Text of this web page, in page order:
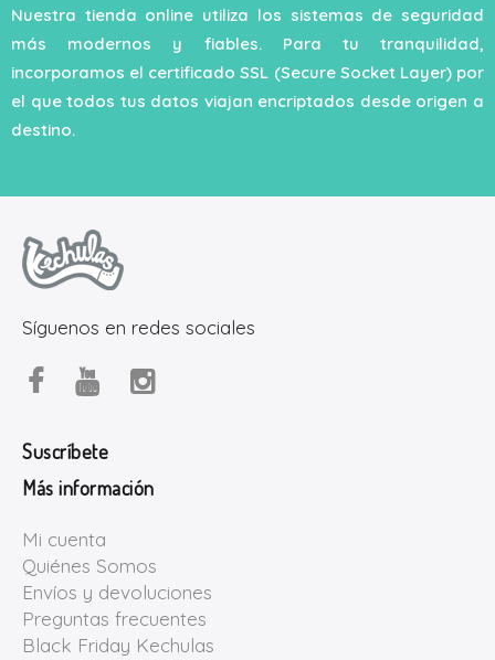
Nuestra tienda online utiliza los sistemas de seguridad
más modernos y fiables. Para tu tranquilidad,
incorporamos el certificado SSL (Secure Socket Layer) por
el que todos tus datos viajan encriptados desde origen a
destino.
Síguenos en redes sociales
Suscríbete
Más información
Mi cuenta
Quiénes Somos
Envíos y devoluciones
Preguntas frecuentes
Black Friday Kechulas